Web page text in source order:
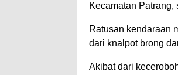
Kecamatan
Ratusan kendaraan
dari knalpot brong
Akibat dari